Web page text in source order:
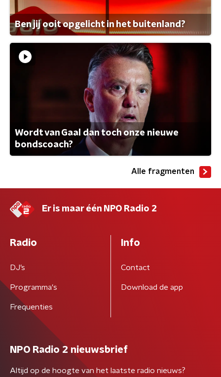
Ben jij ooit opgelicht in het buitenland?
Wordt van Gaal dan toch onze nieuwe
bondscoach?
Alle fragmenten
Er is maar één NPO Radio 2
Radio
DJ’s
Programma's
Frequenties
Info
Contact
Download de app
NPO Radio 2 nieuwsbrief
Altijd op de hoogte van het laatste radio nieuws?